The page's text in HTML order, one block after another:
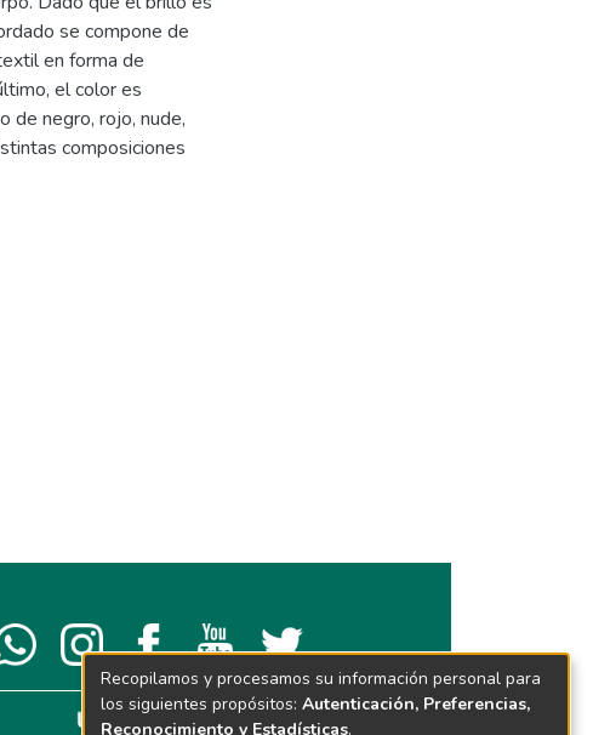
se compone de
en forma de
el color es
de negro, rojo, nude,
composiciones
Recopilamos y procesamos su información personal para
los siguientes propósitos: Autenticación, Preferencias,
Reconocimiento y Estadísticas.